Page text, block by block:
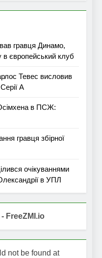
гравця Динамо,
в європейський клуб
Тевес висловив
А
в ПСЖ:
гравця збірної
очікуваннями
в УПЛ
FreeZMI.io
not be found at